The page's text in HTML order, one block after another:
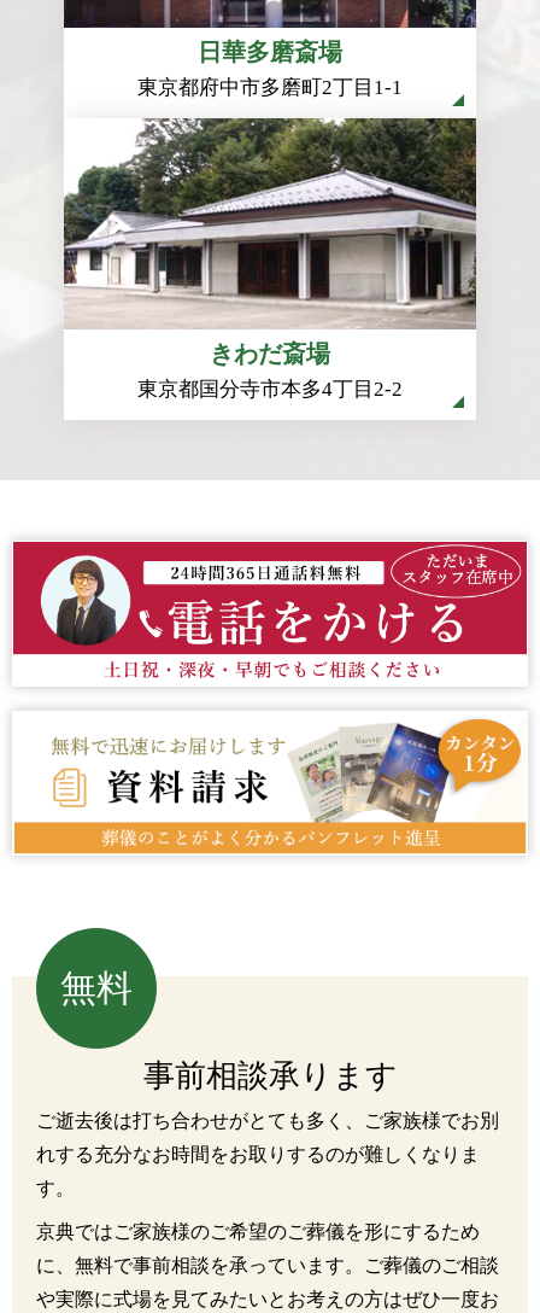
日華多磨斎場
東京都府中市多磨町2丁目1-1
きわだ斎場
東京都国分寺市本多4丁目2-2
無料
事前相談承ります
ご逝去後は打ち合わせがとても多く、ご家族様でお別
れする充分なお時間をお取りするのが難しくなりま
す。
京典ではご家族様のご希望のご葬儀を形にするため
に、無料で事前相談を承っています。ご葬儀のご相談
や実際に式場を見てみたいとお考えの方はぜひ一度お